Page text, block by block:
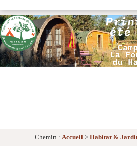
Chemin : Accueil> Habitat &